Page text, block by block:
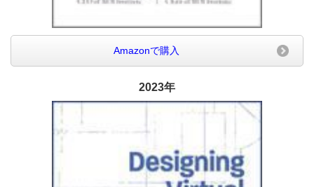
Amazonで購入
2023年